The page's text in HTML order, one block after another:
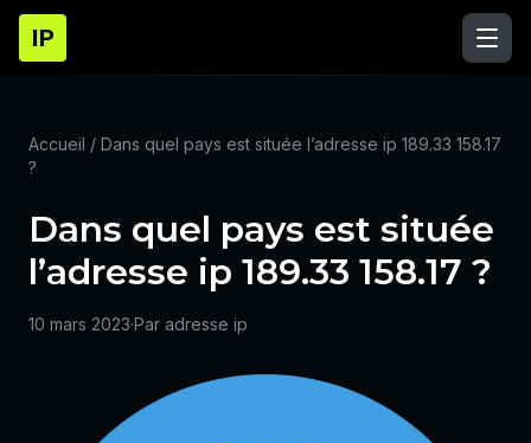
IP
Accueil / Dans quel pays est située l’adresse ip 189.33 158.17
?
Dans quel pays est située
l’adresse ip 189.33 158.17 ?
10 mars 2023·Par adresse ip